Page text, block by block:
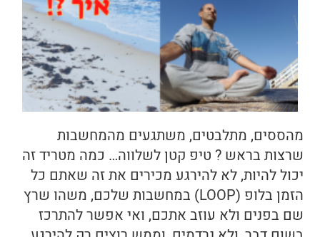
מהססים, מתלבטים, משתגעים מהמחשבות
שרצות בראש ? טיפ קטן לשלווה… כמה מטריד זה
יכול להיות, לא להירגע מכירים את זה שאתם כל
הזמן בלופ (LOOP) במחשבות שלכם, משהו שרץ
שם בפנים ולא עוזב אתכם, ואי אפשר להתרכז